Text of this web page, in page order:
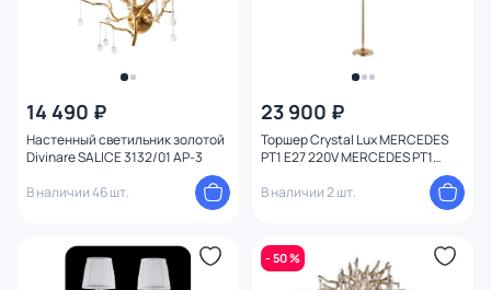
14 490 ₽
Настенный светильник золотой
Divinare SALICE 3132/01 AP-3
В наличии 46 шт.
23 900 ₽
Торшер Crystal Lux MERCEDES
PT1 E27 220V MERCEDES PT1
В наличии 2 шт.
- 50 %